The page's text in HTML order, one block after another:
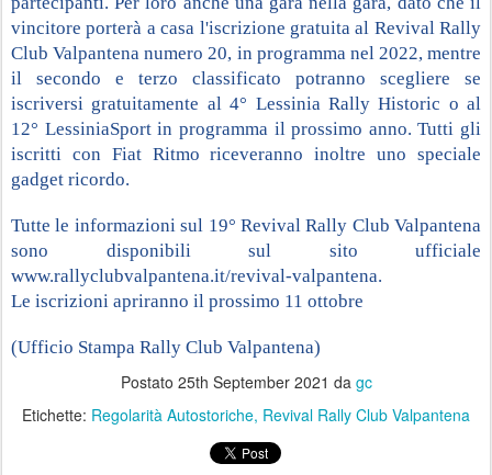
vincitore porterà a casa l'iscrizione gratuita al Revival Rally
Club Valpantena numero 20, in programma nel 2022, mentre
il secondo e terzo classificato potranno scegliere se
iscriversi gratuitamente al 4° Lessinia Rally Historic o al
12° LessiniaSport in programma il prossimo anno. Tutti gli
iscritti con Fiat Ritmo riceveranno inoltre uno speciale
gadget ricordo.
Tutte le informazioni sul 19° Revival Rally Club Valpantena
sono disponibili sul sito ufficiale
www.rallyclubvalpantena.it/revival-valpantena.
Le iscrizioni apriranno il prossimo 11 ottobre
(Ufficio Stampa Rally Club Valpantena)
Postato 25th September 2021 da gc
Etichette: Regolarità Autostoriche Revival Rally Club Valpantena